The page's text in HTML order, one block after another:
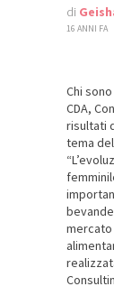
di
16 ANNI FA
Chi
CDA,
risultati
tema